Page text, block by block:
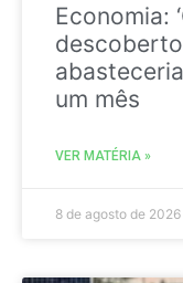
Economia:
um mês
VER MATÉRIA »
8 de agosto de 2026